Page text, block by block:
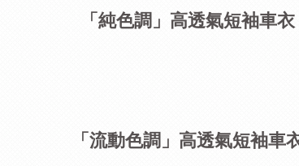
「純色調」高透氣短袖車衣
「流動色調」高透氣短袖車